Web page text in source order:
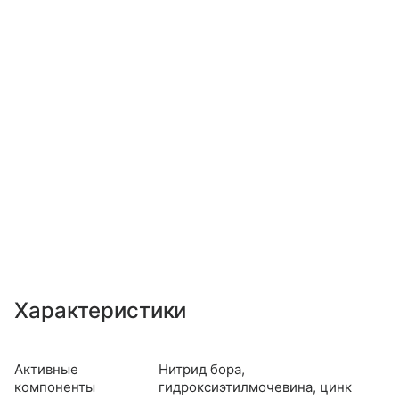
Характеристики
Активные
компоненты
Нитрид бора,
гидроксиэтилмочевина, цинк